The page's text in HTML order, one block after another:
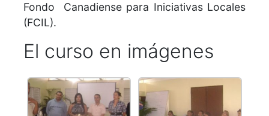
Fondo Canadiense para Iniciativas Locales
(FCIL).
El curso en imágenes